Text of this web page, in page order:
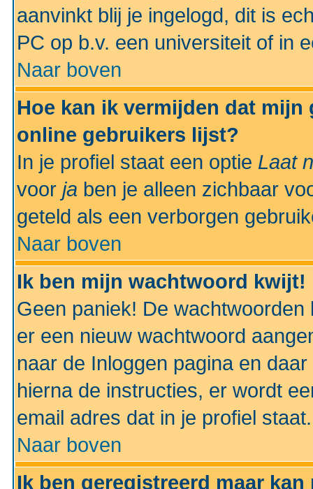
aanvinkt blij je ingelogd, dit is
PC op b.v. een universiteit of in
Naar boven
Hoe kan ik vermijden dat
online gebruikers lijst?
In je profiel staat een optie Laat
voor ja ben je alleen zichbaar
geteld als een verborgen
Naar boven
Ik ben mijn wachtwoord kwijt!
Geen paniek! De
er een nieuw wachtwoord
naar de Inloggen pagina en
hierna de instructies, er wordt
email adres dat in je profiel staat.
Naar boven
Ik ben geregistreerd maar